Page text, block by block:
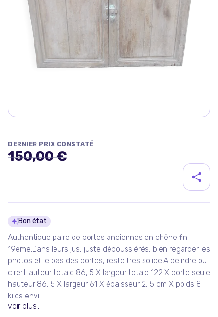
DERNIER PRIX CONSTATÉ
150,00 €
Détails du produit
Bon état
Authentique paire de portes anciennes en chêne fin
19éme.Dans leurs jus, juste dépoussiérés, bien regarder les
photos et le bas des portes, reste très solide.A peindre ou
cirer.Hauteur totale 86, 5 X largeur totale 122 X porte seule
hauteur 86, 5 X largeur 61 X ėpaisseur 2, 5 cm X poids 8
kilos envi
voir plus...